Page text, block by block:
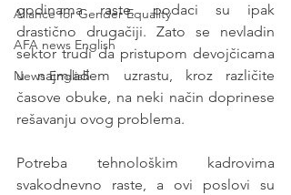
Allance for Gender Equality
AFA news English
News English
godinama raste, podaci su ipak
drastično drugačiji. Zato se nevladin
sektor trudi da pristupom devojčicama
u najmlađem uzrastu, kroz različite
časove obuke, na neki način doprinese
rešavanju ovog problema.
Potreba tehnološkim kadrovima
svakodnevno raste, a ovi poslovi su